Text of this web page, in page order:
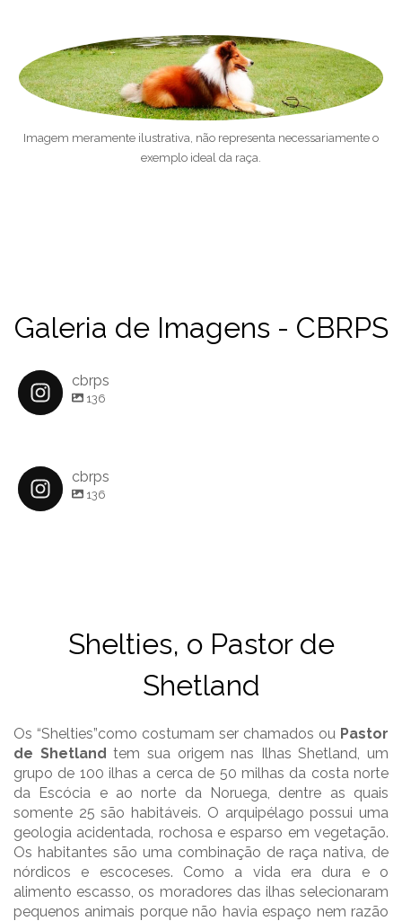
Imagem meramente ilustrativa, não representa necessariamente o
exemplo ideal da raça.
Galeria de Imagens - CBRPS
cbrps
136
cbrps
136
Shelties, o Pastor de
Shetland
Os “Shelties”como costumam ser chamados ou Pastor
de Shetland tem sua origem nas Ilhas Shetland, um
grupo de 100 ilhas a cerca de 50 milhas da costa norte
da Escócia e ao norte da Noruega, dentre as quais
somente 25 são habitáveis. O arquipélago possui uma
geologia acidentada, rochosa e esparso em vegetação.
Os habitantes são uma combinação de raça nativa, de
nórdicos e escoceses. Como a vida era dura e o
alimento escasso, os moradores das ilhas selecionaram
pequenos animais porque não havia espaço nem razão